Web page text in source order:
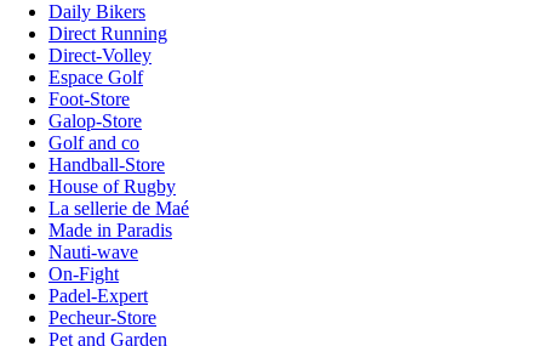
Daily Bikers
Direct Running
Direct-Volley
Espace Golf
Foot-Store
Galop-Store
Golf and co
Handball-Store
House of Rugby
La sellerie de Maé
Made in Paradis
Nauti-wave
On-Fight
Padel-Expert
Pecheur-Store
Pet and Garden